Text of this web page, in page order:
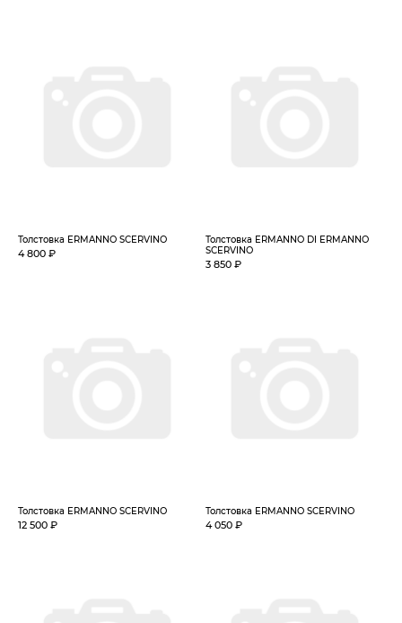
Толстовка ERMANNO SCERVINO
4 800 ₽
Толстовка ERMANNO DI ERMANNO
SCERVINO
3 850 ₽
Толстовка ERMANNO SCERVINO
12 500 ₽
Толстовка ERMANNO SCERVINO
4 050 ₽